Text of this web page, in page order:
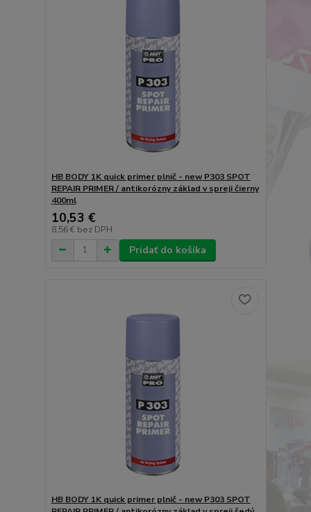
HB BODY 1K quick primer plnič - new P303 SPOT
REPAIR PRIMER / antikorózny základ v spreji čierny
400ml
10,53 €
8,56 € bez DPH
Pridať do košíka
HB BODY 1K quick primer plnič - new P303 SPOT